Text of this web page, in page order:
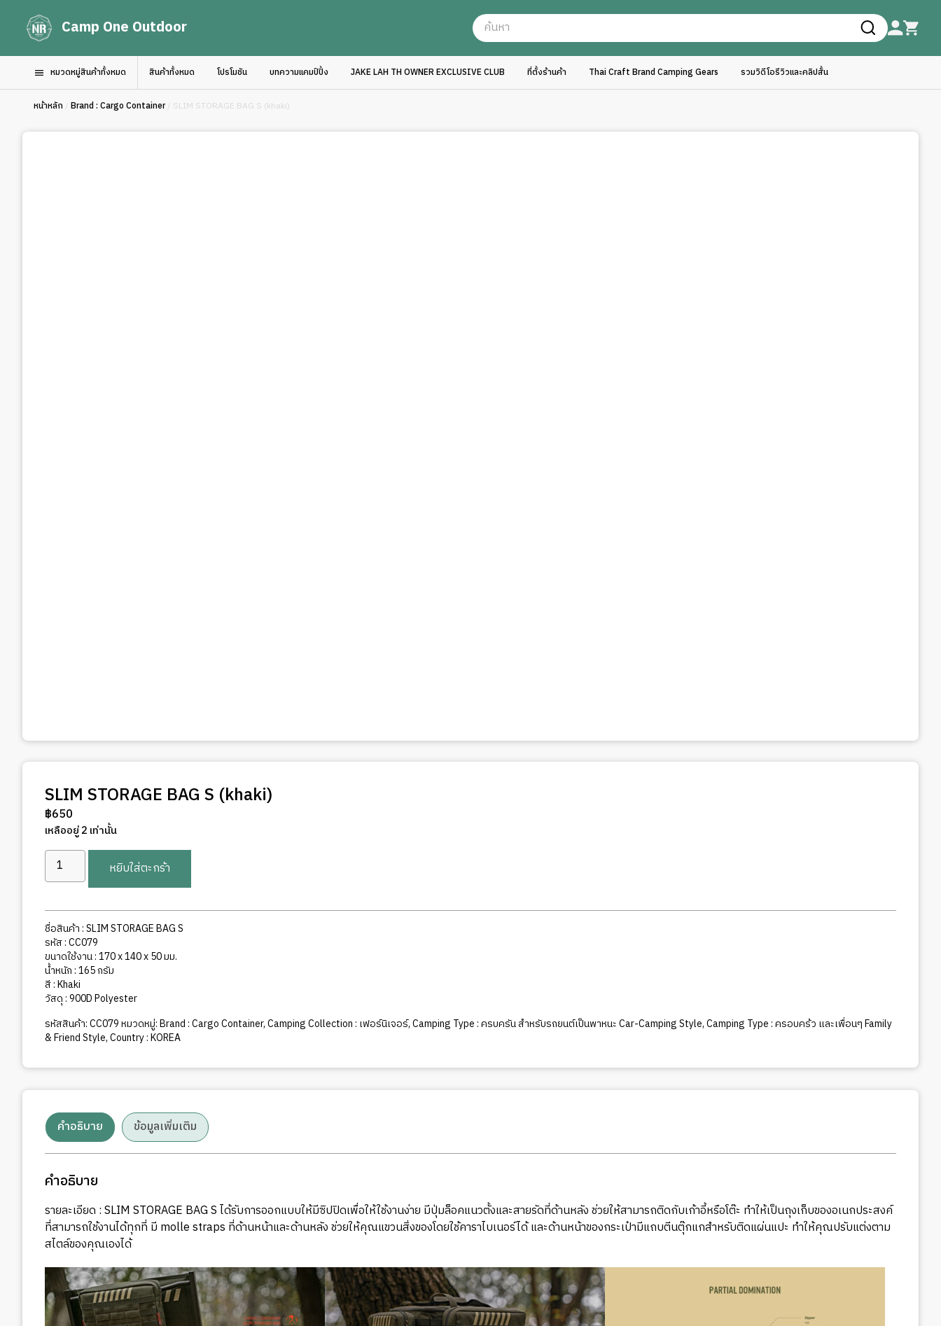
Camp One Outdoor
หมวดหมู่สินค้าทั้งหมด สินค้าทั้งหมด โปรโมชัน บทความแคมป์ปิ้ง JAKE LAH TH OWNER EXCLUSIVE CLUB ที่ตั้งร้านค้า Thai Craft Brand Camping Gears รวมวิดีโอรีวิวและคลิปสั้น
หน้าหลัก / Brand : Cargo Container/ SLIM STORAGE BAG S (khaki)
SLIM STORAGE BAG S (khaki)
฿650
เหลืออยู่ 2 เท่านั้น
จำนวน
SLIM
STORAGE
BAG
S
(khaki)
ชิ้น
หยิบใส่ตะกร้า
ชื่อสินค้า : SLIM STORAGE BAG S
รหัส : CC079
ขนาดใช้งาน : 170 x 140 x 50 มม.
น้ำหนัก : 165 กรัม
สี : Khaki
วัสดุ : 900D Polyester
รหัสสินค้า:CC079หมวดหมู่:Brand : Cargo Container,Camping Collection : เฟอร์นิเจอร์,Camping Type : ครบครัน สำหรับรถยนต์เป็นพาหนะ Car-Camping Style,Camping Type : ครอบคร้ว และเพื่อนๆ Family
& Friend Style,Country : KOREA
คำอธิบาย ข้อมูลเพิ่มเติม
คำอธิบาย
รายละเอียด : SLIM STORAGE BAG S ได้รับการออกแบบให้มีซิปปิดเพื่อให้ใช้งานง่าย มีปุ่มล็อคแนวตั้งและสายรัดที่ด้านหลัง ช่วยให้สามารถติดกับเก้าอี้หรือโต๊ะ ทำให้เป็นถุงเก็บของอเนกประสงค์
ที่สามารถใช้งานได้ทุกที่ มี molle straps ที่ด้านหน้าและด้านหลัง ช่วยให้คุณแขวนสิ่งของโดยใช้คาราไบเนอร์ได้ และด้านหน้าของกระเป๋ามีแถบตีนตุ๊กแกสำหรับติดแผ่นแปะ ทำให้คุณปรับแต่งตาม
สไตล์ของคุณเองได้